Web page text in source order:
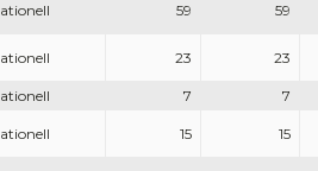
59 59
23 23
7 7
15 15